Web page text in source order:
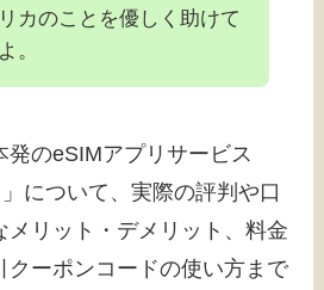
カのことを優しく助けて
。
発のeSIMアプリサービス
」について、実際の評判や口
メリット・デメリット、料金
クーポンコードの使い方まで